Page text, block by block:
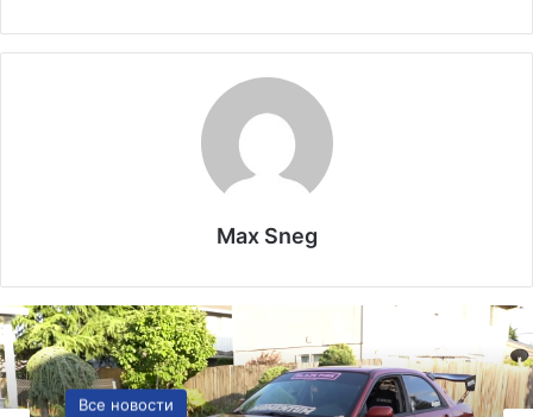
Max Sneg